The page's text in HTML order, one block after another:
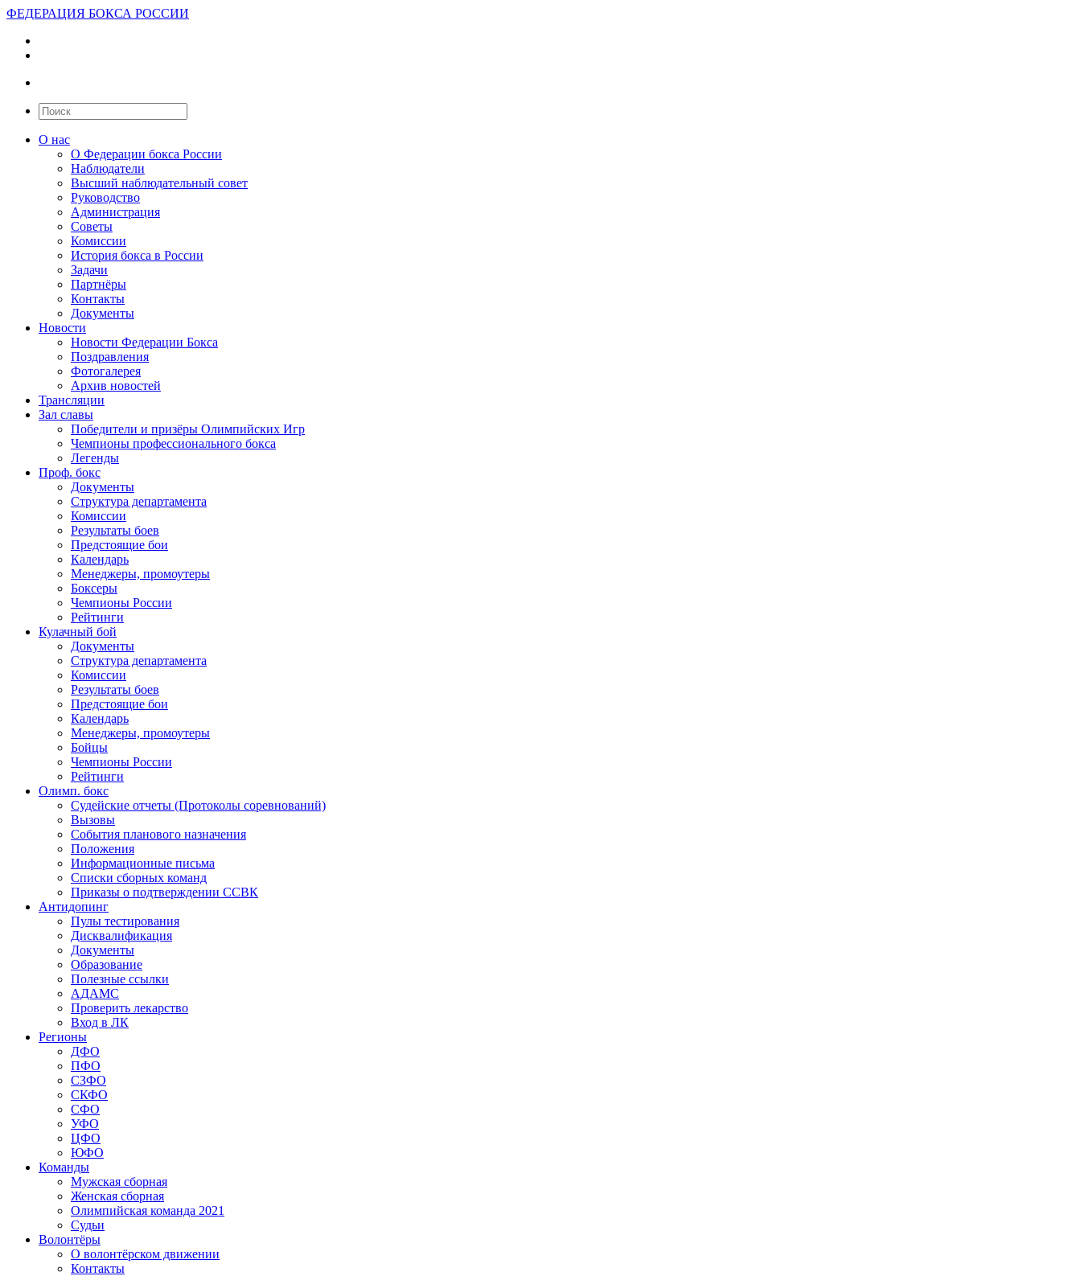
ФЕДЕРАЦИЯ БОКСА РОССИИ
О нас
О Федерации бокса России
Наблюдатели
Высший наблюдательный совет
Руководство
Администрация
Советы
Комиссии
История бокса в России
Задачи
Партнёры
Контакты
Документы
Новости
Новости Федерации Бокса
Поздравления
Фотогалерея
Архив новостей
Трансляции
Зал славы
Победители и призёры Олимпийских Игр
Чемпионы профессионального бокса
Легенды
Проф. бокс
Документы
Структура департамента
Комиссии
Результаты боев
Предстоящие бои
Календарь
Менеджеры, промоутеры
Боксеры
Чемпионы России
Рейтинги
Кулачный бой
Документы
Структура департамента
Комиссии
Результаты боев
Предстоящие бои
Календарь
Менеджеры, промоутеры
Бойцы
Чемпионы России
Рейтинги
Олимп. бокс
Судейские отчеты (Протоколы соревнований)
Вызовы
События планового назначения
Положения
Информационные письма
Списки сборных команд
Приказы о подтверждении ССВК
Антидопинг
Пулы тестирования
Дисквалификация
Документы
Образование
Полезные ссылки
АДАМС
Проверить лекарство
Вход в ЛК
Регионы
ДФО
ПФО
СЗФО
СКФО
СФО
УФО
ЦФО
ЮФО
Команды
Мужская сборная
Женская сборная
Олимпийская команда 2021
Судьи
Волонтёры
О волонтёрском движении
Контакты